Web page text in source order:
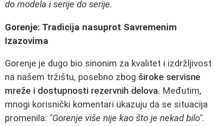
do modela i serije do serije.
Gorenje: Tradicija nasuprot Savremenim
Izazovima
Gorenje je dugo bio sinonim za kvalitet i izdržljivost
na našem tržištu, posebno zbog široke servisne
mreže i dostupnosti rezervnih delova. Međutim,
mnogi korisnički komentari ukazuju da se situacija
promenila: "Gorenje više nije kao što je nekad bilo".